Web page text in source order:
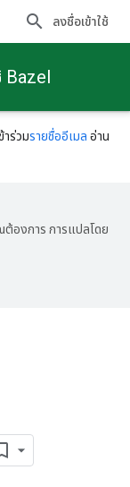
ลงชื่อเข้าใช้
Bazel
ร่วมรายชื่ออีเมล อ่าน
ต้องการ การแปลโดย